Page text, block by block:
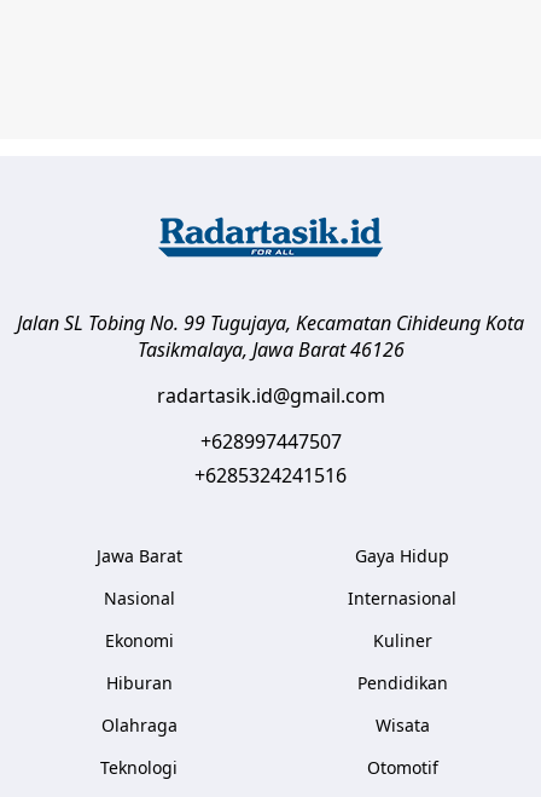
Jalan SL Tobing No. 99 Tugujaya, Kecamatan CihideungKota
Tasikmalaya, Jawa Barat 46126
radartasik.id@gmail.com
+628997447507
+6285324241516
Jawa Barat
Nasional
Ekonomi
Hiburan
Olahraga
Teknologi
Gaya Hidup
Internasional
Kuliner
Pendidikan
Wisata
Otomotif